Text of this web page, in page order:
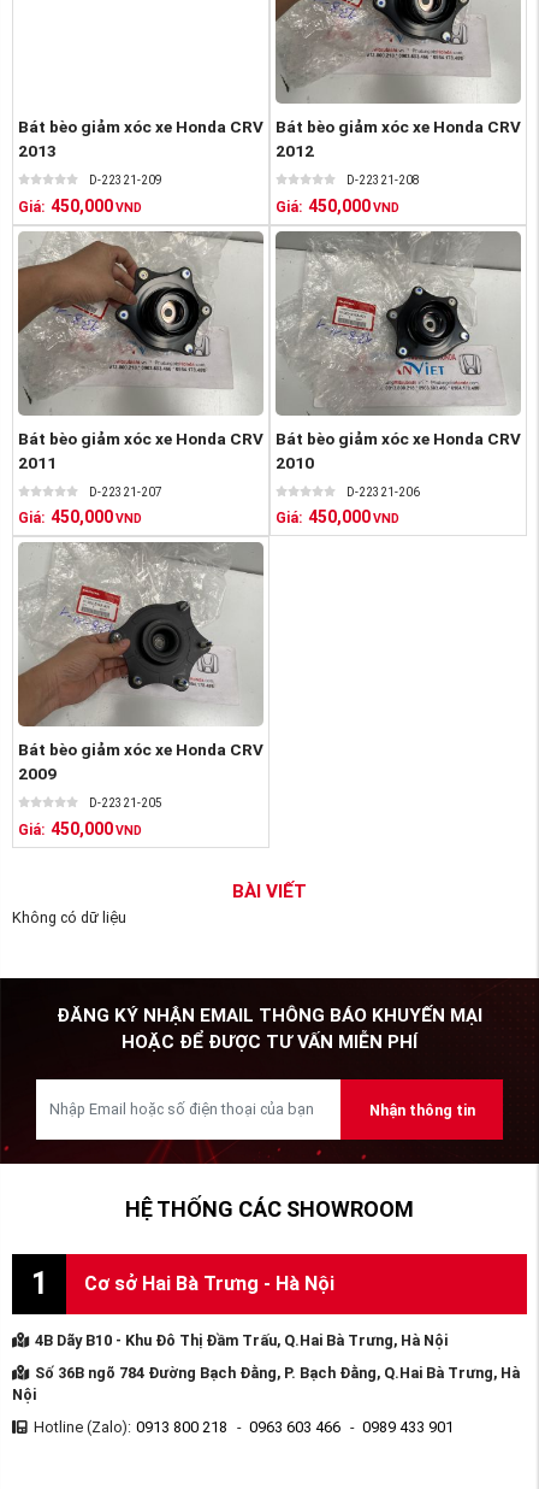
Bát bèo giảm xóc xe Honda CRV
2013
D-22321-209
Giá: 450,000 VND
Bát bèo giảm xóc xe Honda CRV
2012
D-22321-208
Giá: 450,000 VND
Bát bèo giảm xóc xe Honda CRV
2011
D-22321-207
Giá: 450,000 VND
Bát bèo giảm xóc xe Honda CRV
2010
D-22321-206
Giá: 450,000 VND
Bát bèo giảm xóc xe Honda CRV
2009
D-22321-205
Giá: 450,000 VND
BÀI VIẾT
Không có dữ liệu
ĐĂNG KÝ NHẬN EMAIL THÔNG BÁO KHUYẾN MẠI
HOẶC ĐỂ ĐƯỢC TƯ VẤN MIỄN PHÍ
Nhận thông tin
HỆ THỐNG CÁC SHOWROOM
1 Cơ sở Hai Bà Trưng - Hà Nội
4B Dãy B10 - Khu Đô Thị Đầm Trấu, Q.Hai Bà Trưng, Hà Nội
Số 36B ngõ 784 Đường Bạch Đằng, P. Bạch Đằng, Q.Hai Bà Trưng, Hà
Nội
Hotline (Zalo): 0913 800 218 - 0963 603 466 - 0989 433 901